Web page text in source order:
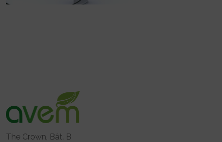
The Crown, Bât. B